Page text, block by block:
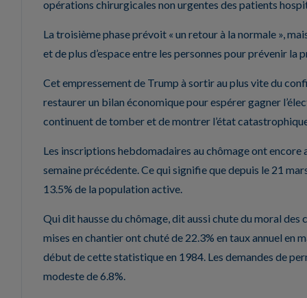
opérations chirurgicales non urgentes des patients
La troisième phase prévoit « un retour à la normale »,
et de plus d’espace entre les personnes pour prévenir
Cet empressement de Trump à sortir au plus vite du
restaurer un bilan économique pour espérer gagner
continuent de tomber et de montrer l’état
Les inscriptions hebdomadaires au chômage ont
semaine précédente. Ce qui signifie que depuis le 21
13.5% de la population active.
Qui dit hausse du chômage, dit aussi chute du moral
mises en chantier ont chuté de 22.3% en taux annuel en
début de cette statistique en 1984. Les demandes de
modeste de 6.8%.